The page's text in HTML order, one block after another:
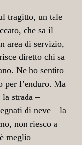
tragitto, un tale
che sa il
area di servizio,
diretto chi sa
Ne ho sentito
per l’enduro. Ma
strada –
di neve – la
non riesco a
meglio